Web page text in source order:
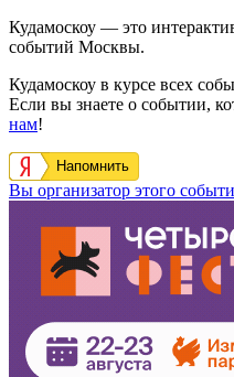
Кудамоскоу — это
событий Москвы.
Кудамоскоу в курсе всех
Если вы знаете о событии,
нам!
Напомнить
Вы организатор этого